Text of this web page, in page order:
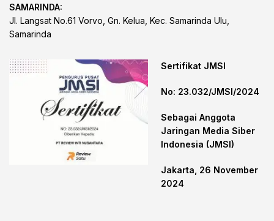
SAMARINDA:
Jl. Langsat No.61 Vorvo, Gn. Kelua, Kec. Samarinda Ulu,
Samarinda
Sertifikat JMSI
No: 23.032/JMSI/2024
Sebagai Anggota
Jaringan Media Siber
Indonesia (JMSI)
Jakarta, 26 November
2024